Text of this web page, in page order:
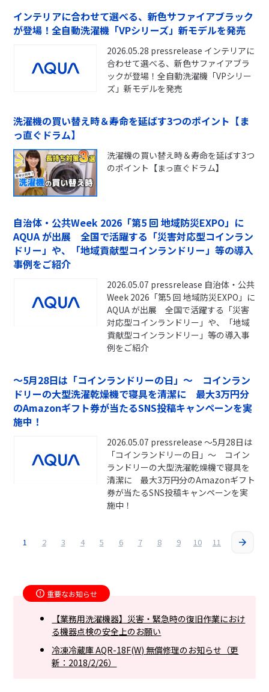
インテリアに合わせて選べる、新色サファイアブラック
が登場！全自動洗濯機「VPシリーズ」新モデルを発売
2026.05.28 pressrelease インテリアに
合わせて選べる、新色サファイアブラ
ックが登場！全自動洗濯機「VPシリー
ズ」新モデルを発売
洗濯機の買い替え時＆寿命を延ばす3つのポイント【ま
っ直ぐドラム】
洗濯機の買い替え時＆寿命を延ばす3つ
のポイント【まっ直ぐドラム】
自治体・公共Week 2026「第5 回 地域防災EXPO」に
AQUA が出展 全国で活躍する「災害対応型コインラン
ドリー」や、「地域貢献型コインランドリー」等の導入
事例をご紹介
2026.05.07 pressrelease 自治体・公共
Week 2026「第5 回 地域防災EXPO」に
AQUA が出展 全国で活躍する「災害
対応型コインランドリー」や、「地域
貢献型コインランドリー」等の導入事
例をご紹介
～5月28日は「コインランドリーの日」～ コインラン
ドリーの大型洗濯乾燥機で寝具を清潔に 最大3万円分
のAmazonギフト券が当たるSNS投稿キャンペーンを実
施中！
2026.05.07 pressrelease ～5月28日は
「コインランドリーの日」～ コイン
ランドリーの大型洗濯乾燥機で寝具を
清潔に 最大3万円分のAmazonギフト
券が当たるSNS投稿キャンペーンを実
施中！
1 2 3 4 5 6 7 8 9 10 11
重要なお知らせ
【業務用洗濯機器】災害・緊急時の復旧作業におけ
る機器点検の安全上のお願い
冷凍冷蔵庫 AQR-18F(W) 無償修理のお知らせ（更
新：2018/2/26）